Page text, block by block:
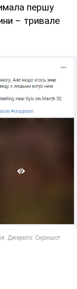
першу
– тривале